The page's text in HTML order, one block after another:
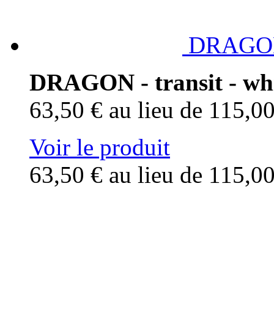
DRAGON - transit -
63,50 € au lieu de
Voir le produit
63,50 € au lieu de